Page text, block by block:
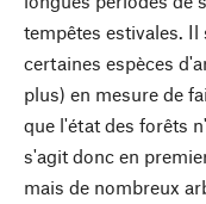
tempêtes estivales. Il
certaines espèces
plus) en mesure de
que l'état des forêts
s'agit donc en
mais de nombreux